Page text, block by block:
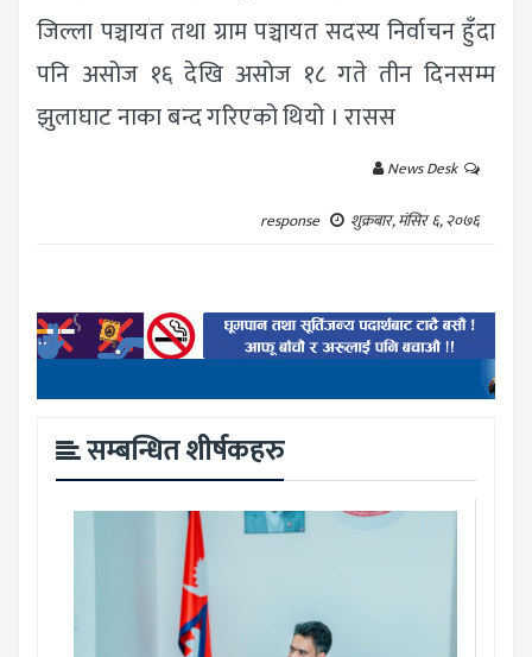
जिल्ला पञ्चायत तथा ग्राम पञ्चायत सदस्य निर्वाचन हुँदा
पनि असोज १६ देखि असोज १८ गते तीन दिनसम्म
झुलाघाट नाका बन्द गरिएको थियो । रासस
News Desk
response
शुक्रबार, मंसिर ६, २०७६
सम्बन्धित शीर्षकहरु